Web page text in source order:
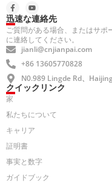
クイックリンク
家
私たちについて
キャリア
証明書
事実と数字
ガイドブック
迅速な連絡先
ご質問がある場合、またはサポ
に連絡してください。
jianli@cnjianpai.com
+86 13605770828
N0.989 Lingde Rd、